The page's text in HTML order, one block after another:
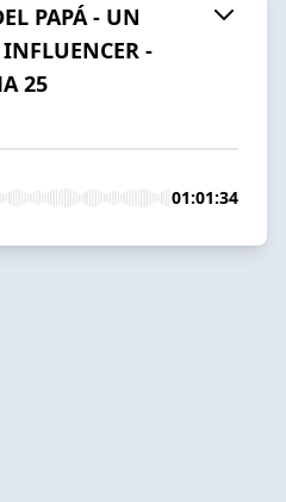
PAPÁ - UN
-
25
01:01:34